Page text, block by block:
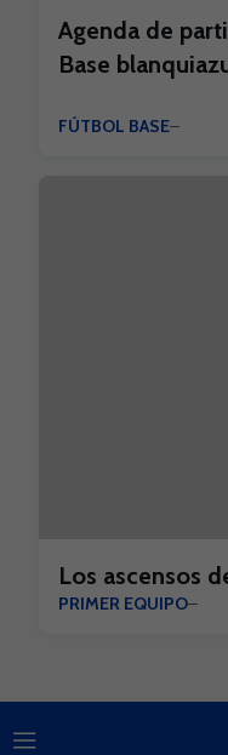
Agenda de
Base
FÚTBOL BASE
Los ascensos
PRIMER EQUIPO